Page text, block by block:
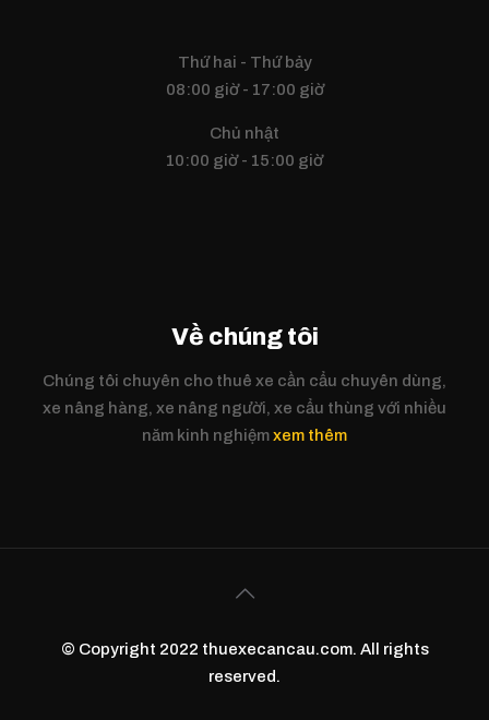
Thứ hai - Thứ bảy
08:00 giờ - 17:00 giờ
Chủ nhật
10:00 giờ - 15:00 giờ
Về chúng tôi
Chúng tôi chuyên cho thuê xe cần cẩu chuyên dùng,
xe nâng hàng, xe nâng người, xe cẩu thùng với nhiều
năm kinh nghiệmxem thêm
© Copyright 2022 thuexecancau.com. All rights
reserved.